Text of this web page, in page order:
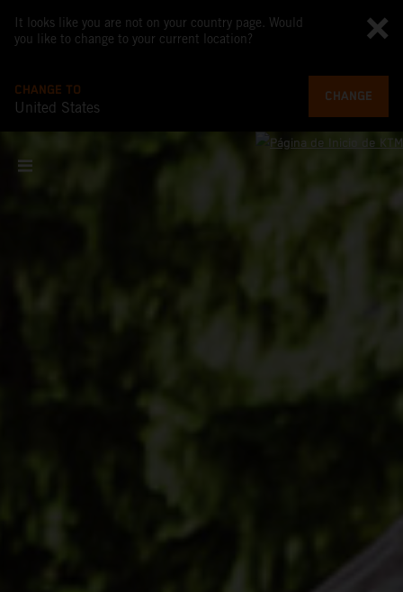
It looks like you are not on your country page. Would
you like to change to your current location?
CHANGE TO
United States
CHANGE